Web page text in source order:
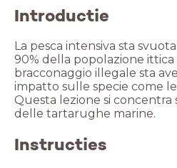
Introductie
La pesca intensiva sta
90% della popolazione ittica
bracconaggio illegale sta
impatto sulle specie come
Questa lezione si concentra
delle tartarughe marine.
Instructies